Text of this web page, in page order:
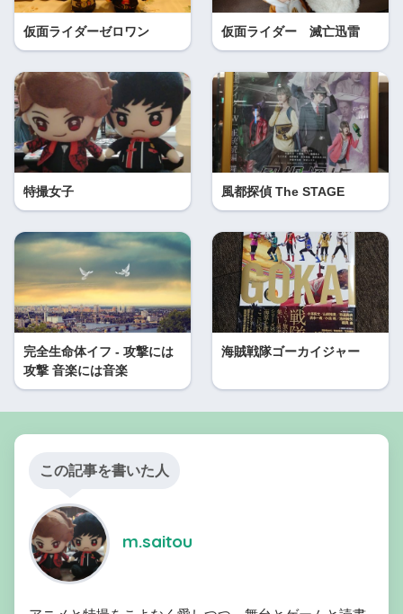
仮面ライダーゼロワン 仮面ライダー 滅亡迅雷
特撮女子 風都探偵 The STAGE
完全生命体イフ - 攻撃には
攻撃 音楽には音楽
海賊戦隊ゴーカイジャー
この記事を書いた人
m.saitou